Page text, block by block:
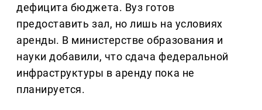
дефицита бюджета. Вуз готов
предоставить зал, но лишь на условиях
аренды. В министерстве образования и
науки добавили, что сдача федеральной
инфраструктуры в аренду пока не
планируется.